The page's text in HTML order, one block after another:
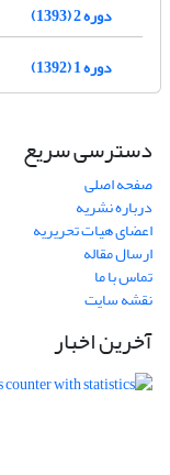
دوره 2 (1393)
دوره 1 (1392)
دسترسی سریع
صفحه اصلی
درباره نشریه
اعضای هیات تحریریه
ارسال مقاله
تماس با ما
نقشه سایت
آخرین اخبار